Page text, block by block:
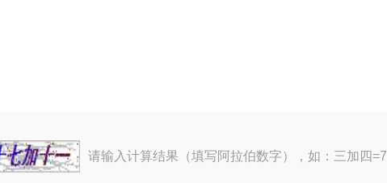
请输入计算结果（填写阿拉伯数字），如：三加四=7